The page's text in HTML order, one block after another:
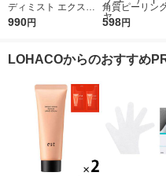
ディミスト エクスト
ラクール １５０ｍＬ
990円
角質ピーリン
クラリティシ
シシャ
598円
LOHACOからのおすすめ